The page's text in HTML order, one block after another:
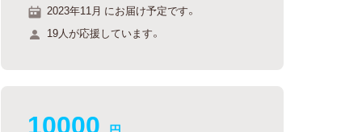
2023年11月 にお届け予定です。
19人が応援しています。
10000